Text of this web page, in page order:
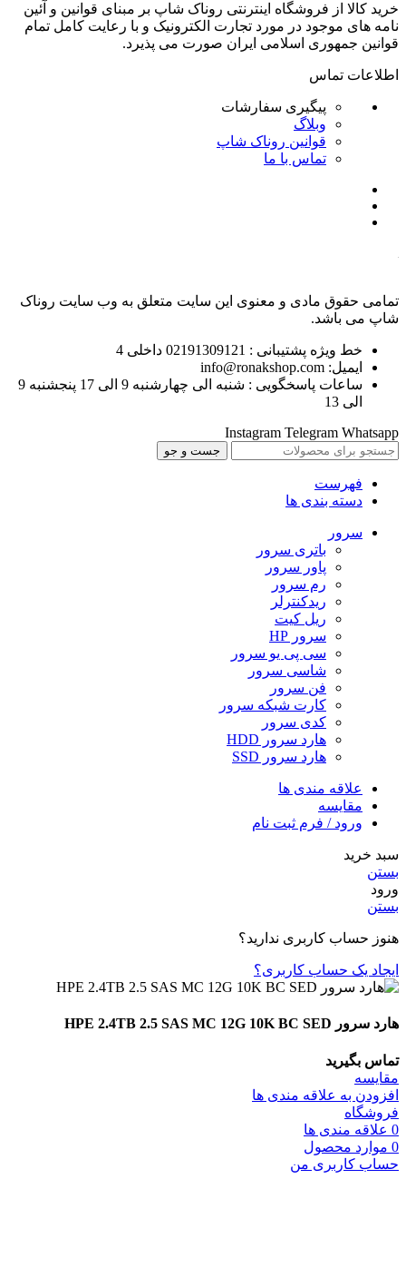
خرید کالا از فروشگاه اینترنتی روناک شاپ بر مبنای قوانین و آئین
نامه های موجود در مورد تجارت الکترونیک و با رعایت کامل تمام
قوانین جمهوری اسلامی ایران صورت می پذیرد.
اطلاعات تماس
پیگیری سفارشات
وبلاگ
قوانین روناک شاپ
تماس با ما
تمامی حقوق مادی و معنوی این سایت متعلق به وب سایت روناک
شاپ می باشد.
خط ویژه پشتیبانی : 02191309121 داخلی 4
ایمیل: info@ronakshop.com
ساعات پاسخگویی : شنبه الی چهارشنبه 9 الی 17 پنجشنبه 9
الی 13
Instagram Telegram Whatsapp
جست و جو
فهرست
دسته بندی ها
سرور
باتری سرور
پاور سرور
رم سرور
ریدکنترلر
ریل کیت
سرور HP
سی پی یو سرور
شاسی سرور
فن سرور
کارت شبکه سرور
کدی سرور
هارد سرور HDD
هارد سرور SSD
علاقه مندی ها
مقایسه
ورود / فرم ثبت نام
سبد خرید
بستن
ورود
بستن
هنوز حساب کاربری ندارید؟
ایجاد یک حساب کاربری؟
هارد سرور HPE 2.4TB 2.5 SAS MC 12G 10K BC SED
تماس بگیرید
مقایسه
افزودن به علاقه مندی ها
فروشگاه
0 علاقه مندی ها
0 موارد محصول
حساب کاربری من